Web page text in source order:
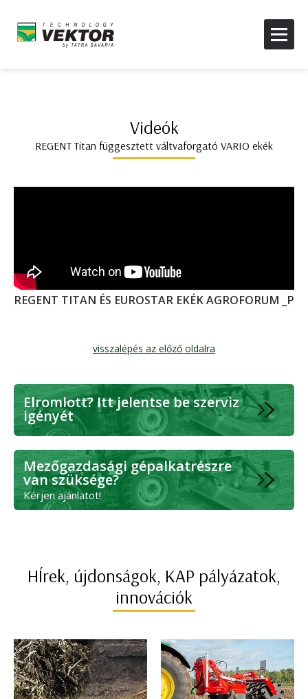
Videók
REGENT Titan függesztett váltvaforgató VARIO ekék
REGENT TITAN ÉS EUROSTAR EKÉK AGROFORUM _P
visszalépés az előző oldalra
Elromlott? Itt jelentse be szerviz
igényét
Mezőgazdasági gépalkatrészre
van szüksége?
Kérjen ajánlatot!
HÍrek, újdonságok, KAP pályázatok,
innovációk